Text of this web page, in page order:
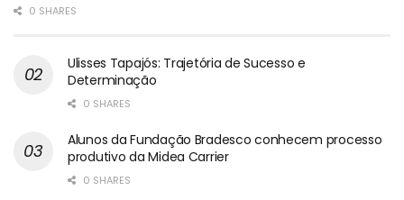
0 SHARES
Ulisses Tapajós: Trajetória de Sucesso e
Determinação
0 SHARES
Alunos da Fundação Bradesco conhecem processo
produtivo da Midea Carrier
0 SHARES